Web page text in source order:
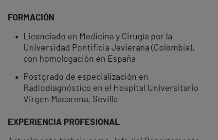
FORMACIÓN
Licenciado en Medicina y Cirugía por la
Universidad Pontificia Javierana (Colombia),
con homologación en España
Postgrado de especialización en
Radiodiagnóstico en el Hospital Universitario
Virgen Macarena, Sevilla
EXPERIENCIA PROFESIONAL